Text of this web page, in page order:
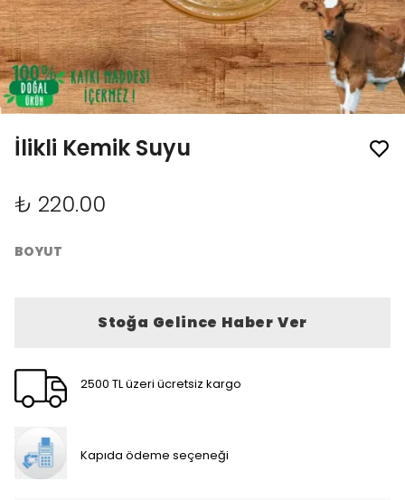
İlikli Kemik Suyu
₺ 220.00
BOYUT
Stoğa Gelince Haber Ver
2500 TL üzeri ücretsiz kargo
Kapıda ödeme seçeneği